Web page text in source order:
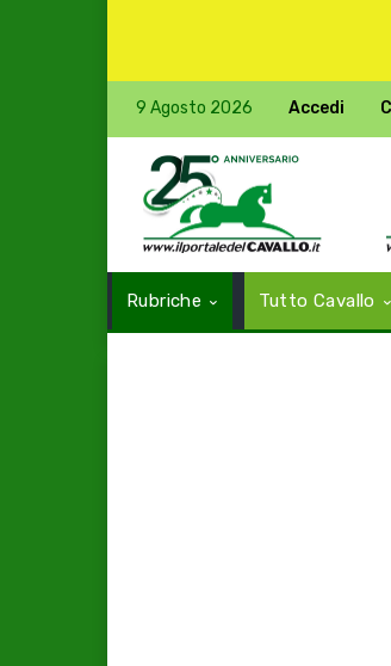
9 Agosto 2026 Accedi
Rubriche Tutto Cavallo